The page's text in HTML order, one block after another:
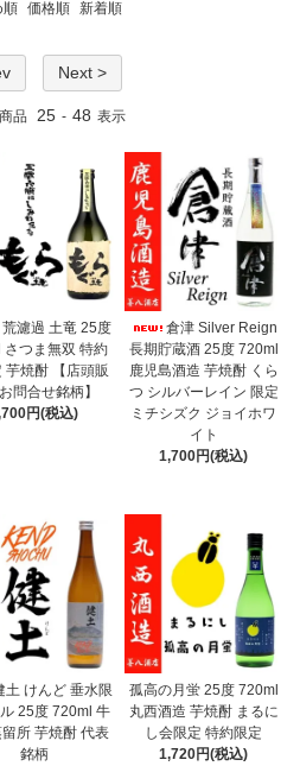
順 価格順 新着順
Next >
商品 25 - 48 表示
荒濾過 土竜 25度
さつま無双 特約
芋焼酎 【店頭販
問合せ銘柄】
円(税込)
倉津 Silver Reign
長期貯蔵酒 25度 720ml
鹿児島酒造 芋焼酎 くら
つ シルバーレイン 限定
ミチシズク ジョイホワ
イト
1,700円(税込)
土 けんど 垂水限
25度 720ml 牛
留所 芋焼酎 代表
銘柄
孤高の月蛍 25度 720ml
丸西酒造 芋焼酎 まるに
し会限定 特約限定
1,720円(税込)